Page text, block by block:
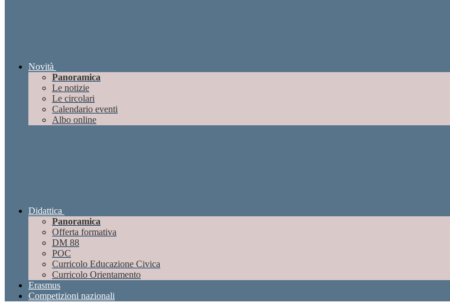
Novità
Panoramica
Le notizie
Le circolari
Calendario eventi
Albo online
Didattica
Panoramica
Offerta formativa
DM 88
POC
Curricolo Educazione Civica
Curricolo Orientamento
Erasmus
Competizioni nazionali